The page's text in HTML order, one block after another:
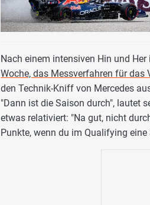
Nach einem intensiven Hin und Her
Woche, das Messverfahren für
den Technik-Kniff von Mercedes
"Dann ist die Saison durch", lautet
etwas relativiert: "Na gut, nicht
Punkte, wenn du im Qualifying